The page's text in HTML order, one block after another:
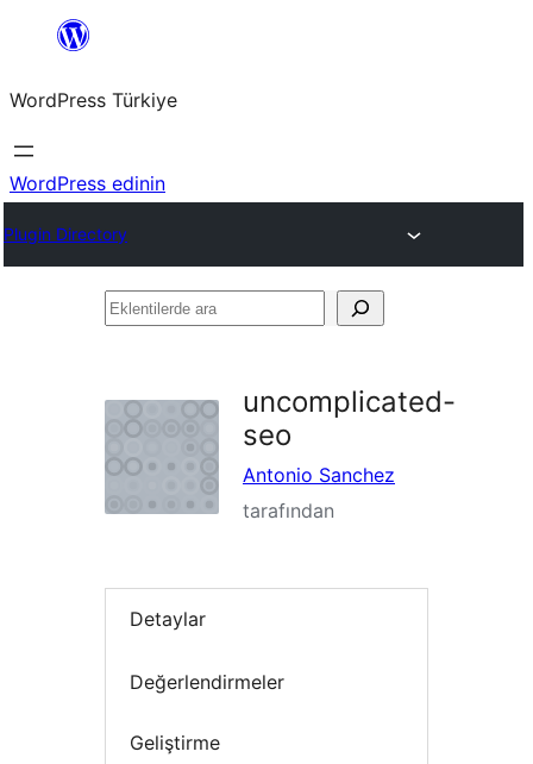
İçeriğe
WordPress Türkiye
WordPress edinin
Plugin Directory
Eklentilerde
uncomplicated-
seo
Antonio Sanchez
tarafından
Detaylar
Değerlendirmeler
Geliştirme